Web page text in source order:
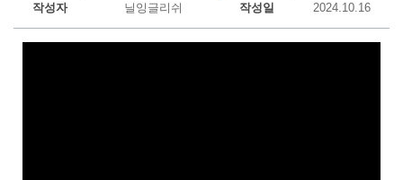
작성자 닐잉글리쉬 작성일 2024.10.16